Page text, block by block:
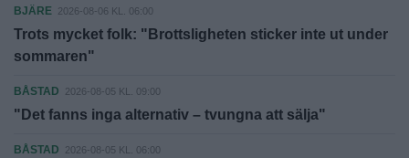
BJÄRE 2026-08-06 KL. 06:00
Trots mycket folk: "Brottsligheten sticker inte ut under
sommaren"
BÅSTAD 2026-08-05 KL. 09:00
"Det fanns inga alternativ – tvungna att sälja"
BÅSTAD 2026-08-05 KL. 06:00